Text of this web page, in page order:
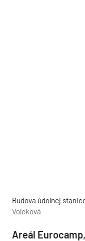
Budova údolnej
Voleková
Areál